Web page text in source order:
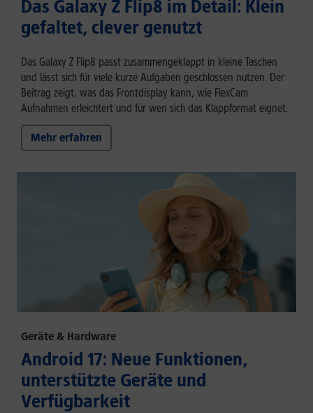
Das Galaxy Z Flip8 im Detail: Klein
gefaltet, clever genutzt
Das Galaxy Z Flip8 passt zusammengeklappt in kleine Taschen
und lässt sich für viele kurze Aufgaben geschlossen nutzen. Der
Beitrag zeigt, was das Frontdisplay kann, wie FlexCam
Aufnahmen erleichtert und für wen sich das Klappformat eignet.
Mehr erfahren
Geräte & Hardware
Android 17: Neue Funktionen,
unterstützte Geräte und
Verfügbarkeit